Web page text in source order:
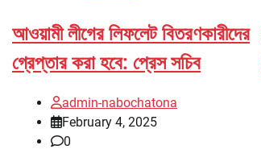
আওয়ামী লীগের লিফলেট বিতরণকারীদের
গ্রেপ্তার করা হবে: প্রেস সচিব
admin-nabochatona
February 4, 2025
0